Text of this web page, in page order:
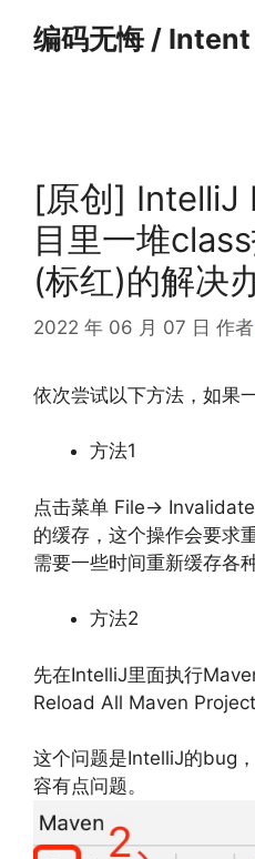
编码无悔 /
[原创] IntelliJ
目里一堆
(标红)的解决
2022 年 06 月 07 日 作者
依次尝试以下方法，如果
方法1
点击菜单 File→
的缓存，这个操作会要求
需要一些时间重新缓存各
方法2
先在IntelliJ里面执行
Reload All Maven
这个问题是IntelliJ的bug
容有点问题。